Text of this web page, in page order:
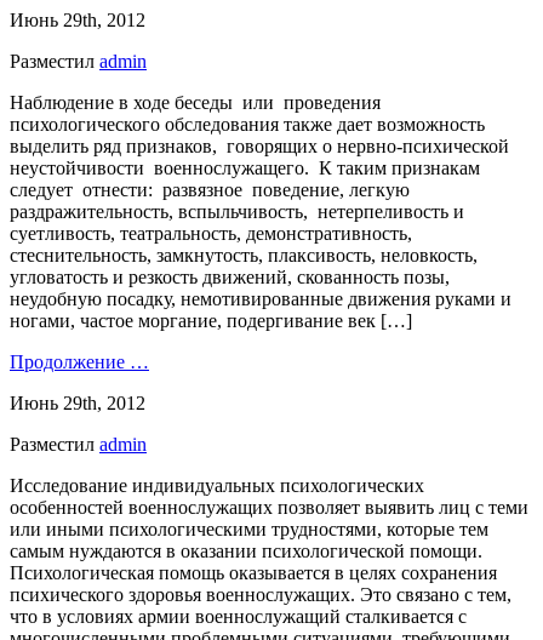
Июнь 29th, 2012
Разместил admin
Наблюдение в ходе беседы или проведения
психологического обследования также дает возможность
выделить ряд признаков, говорящих о нервно-психической
неустойчивости военнослужащего. К таким признакам
следует отнести: развязное поведение, легкую
раздражительность, вспыльчивость, нетерпеливость и
суетливость, театральность, демонстративность,
стеснительность, замкнутость, плаксивость, неловкость,
угловатость и резкость движений, скованность позы,
неудобную посадку, немотивированные движения руками и
ногами, частое моргание, подергивание век […]
Продолжение …
Июнь 29th, 2012
Разместил admin
Исследование индивидуальных психологических
особенностей военнослужащих позволяет выявить лиц с теми
или иными психологическими трудностями, которые тем
самым нуждаются в оказании психологической помощи.
Психологическая помощь оказывается в целях сохранения
психического здоровья военнослужащих. Это связано с тем,
что в условиях армии военнослужащий сталкивается с